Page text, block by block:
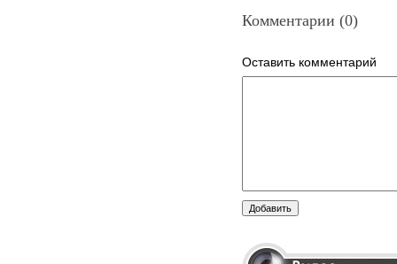
Комментарии (0)
Оставить комментарий